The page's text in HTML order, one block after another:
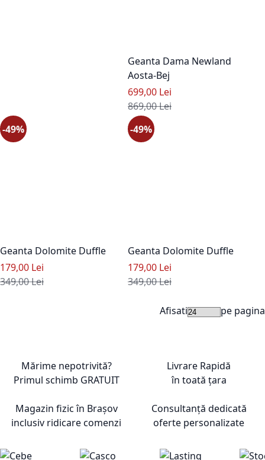
Geanta Dama Newland
Aosta-Bej
Pret special
699,00 Lei
Pret standard
869,00 Lei
-49%
Geanta Dolomite Duffle
Pret special
179,00 Lei
Pret standard
349,00 Lei
-49%
Geanta Dolomite Duffle
Pret special
179,00 Lei
Pret standard
349,00 Lei
Afisati pe pagina
Mărime nepotrivită?
Primul schimb GRATUIT
Livrare Rapidă
în toată țara
Magazin fizic în Brașov
inclusiv ridicare comenzi
Consultanță dedicată
oferte personalizate